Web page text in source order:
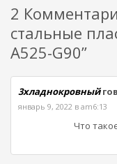
2
стальные
A525-G90”
3хладнокровный
январь 9, 2022 в am6:13
Что